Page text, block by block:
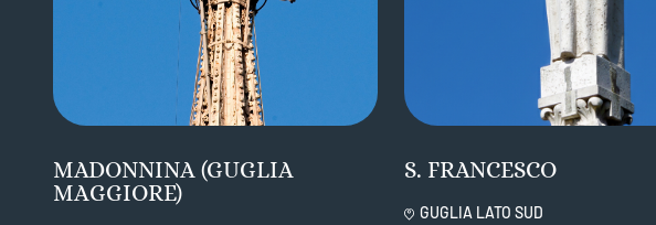
MADONNINA (GUGLIA
MAGGIORE)
S. FRANCESCO
GUGLIA LATO SUD